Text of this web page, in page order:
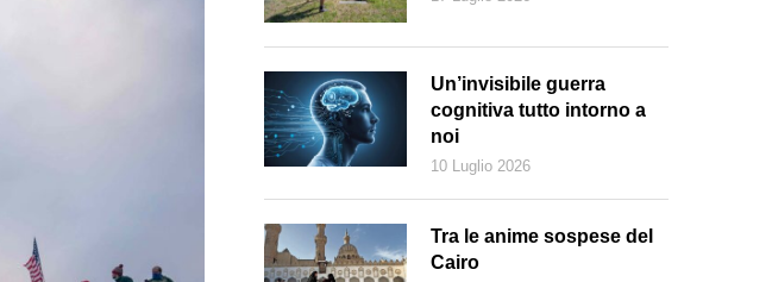
Un’invisibile guerra
cognitiva tutto intorno a
noi
10 Luglio 2026
Tra le anime sospese del
Cairo